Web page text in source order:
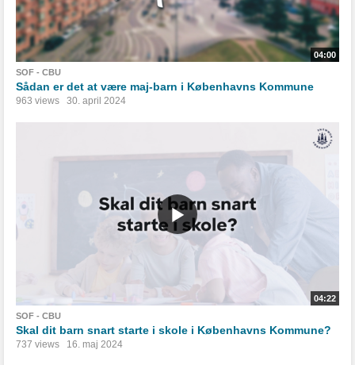
04:00
SOF - CBU
Sådan er det at være maj-barn i Københavns Kommune
963 views 30. april 2024
04:22
SOF - CBU
Skal dit barn snart starte i skole i Københavns Kommune?
737 views 16. maj 2024